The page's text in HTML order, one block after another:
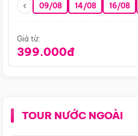
09/08 14/08 16/08
Giá từ:
399.000đ
TOUR NƯỚC NGOÀI